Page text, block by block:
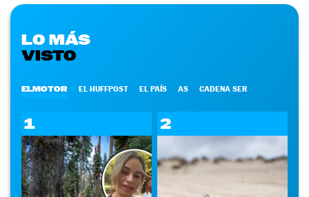
LO MÁS
VISTO
ELMOTOR EL HUFFPOST EL PAÍS AS CADENA SER
1 2